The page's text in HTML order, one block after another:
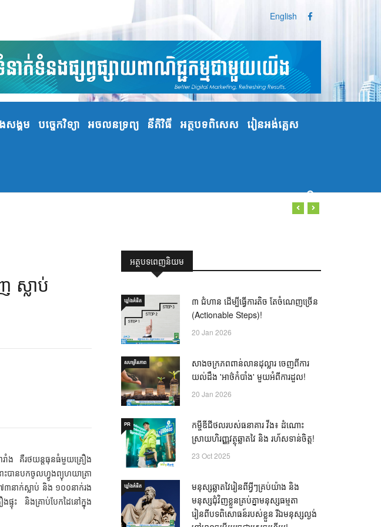
English
សង្គម បច្ចេកវិទ្យា អចលនទ្រព្យ នីតិវិធី អត្ថបទពិសេស រៀនអង់គ្លេស
ស្លាប់​
រាំង គឺរថយន្តធុនធំមួយគ្រឿង
ានបកចូលហ្វូងព្យុហយាត្រា
នាក់ស្លាប់ និង ១០០នាក់រង
ផ្ទុះ និងគ្រាប់បែកដៃនៅក្នុង
អត្ថបទពេញនិយម
ឃ្លាំង​គំនិត
៣ ជំហាន ដើម្បីធ្វើការតិច តែចំណេញច្រើន
(Actionable Steps)!
20 Jan 2026
សហគ្រិនភាព
សាងចក្រភពពាន់លានដុល្លារ ចេញពីការ
យល់ដឹង 'អាថ៌កំបាំង' មួយអំពីការដួល!
20 Jan 2026
PR
កម្ចីឌីជីថលរបស់ធនាគារ វីង៖ ដំណោះ
ស្រាយហិរញ្ញវត្ថុឆ្លាតវៃ និង រហ័សទាន់ចិត្ត!
23 Oct 2025
ឃ្លាំង​គំនិត
មនុស្សឆ្លាតវៃរៀនពីអ្វីៗគ្រប់យ៉ាង និង
មនុស្សជុំវិញខ្លួនគ្រប់គ្នាមនុស្សធម្មតា
រៀនពីបទពិសោធន៍របស់ខ្លួន រីឯមនុស្សល្ងង់